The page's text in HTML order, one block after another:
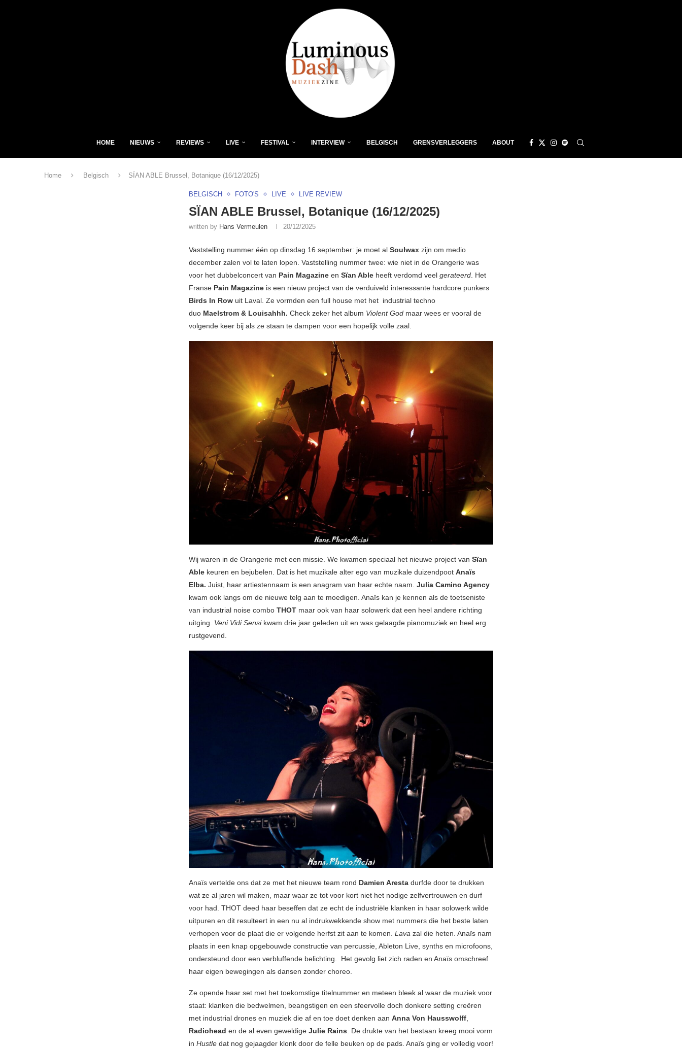
HOME NIEUWS REVIEWS LIVE FESTIVAL INTERVIEW BELGISCH GRENSVERLEGGERS ABOUT
Home Belgisch SÏAN ABLE Brussel, Botanique (16/12/2025)
BELGISCH FOTO'S LIVE LIVE REVIEW
SÏAN ABLE Brussel, Botanique (16/12/2025)
written by Hans Vermeulen 20/12/2025
Vaststelling nummer één op dinsdag 16 september: je moet al Soulwax zijn om medio
december zalen vol te laten lopen. Vaststelling nummer twee: wie niet in de Orangerie was
voor het dubbelconcert van Pain Magazine en Sïan Able heeft verdomd veel gerateerd. Het
Franse Pain Magazine is een nieuw project van de verduiveld interessante hardcore punkers
Birds In Row uit Laval. Ze vormden een full house met het industrial techno
duo Maelstrom & Louisahhh. Check zeker het album Violent God maar wees er vooral de
volgende keer bij als ze staan te dampen voor een hopelijk volle zaal.
Wij waren in de Orangerie met een missie. We kwamen speciaal het nieuwe project van Sïan
Able keuren en bejubelen. Dat is het muzikale alter ego van muzikale duizendpoot Anaïs
Elba. Juist, haar artiestennaam is een anagram van haar echte naam. Julia Camino Agency
kwam ook langs om de nieuwe telg aan te moedigen. Anaïs kan je kennen als de toetseniste
van industrial noise combo THOT maar ook van haar solowerk dat een heel andere richting
uitging. Veni Vidi Sensikwam drie jaar geleden uit en was gelaagde pianomuziek en heel erg
rustgevend.
Anaïs vertelde ons dat ze met het nieuwe team rond Damien Aresta durfde door te drukken
wat ze al jaren wil maken, maar waar ze tot voor kort niet het nodige zelfvertrouwen en durf
voor had. THOT deed haar beseffen dat ze echt de industriële klanken in haar solowerk wilde
uitpuren en dit resulteert in een nu al indrukwekkende show met nummers die het beste laten
verhopen voor de plaat die er volgende herfst zit aan te komen. Lava zal die heten. Anaïs nam
plaats in een knap opgebouwde constructie van percussie, Ableton Live, synths en microfoons,
ondersteund door een verbluffende belichting. Het gevolg liet zich raden en Anaïs omschreef
haar eigen bewegingen als dansen zonder choreo.
Ze opende haar set met het toekomstige titelnummer en meteen bleek al waar de muziek voor
staat: klanken die bedwelmen, beangstigen en een sfeervolle doch donkere setting creëren
met industrial drones en muziek die af en toe doet denken aan Anna Von Hausswolff
Radiohead en de al even geweldige Julie Rains . De drukte van het bestaan kreeg mooi vorm
in Hustle dat nog gejaagder klonk door de felle beuken op de pads. Anaïs ging er volledig voor!